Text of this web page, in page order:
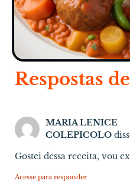
Respostas
MARIA LENICE
COLEPICOLO
Gostei dessa receita, vou
Acesse para responder